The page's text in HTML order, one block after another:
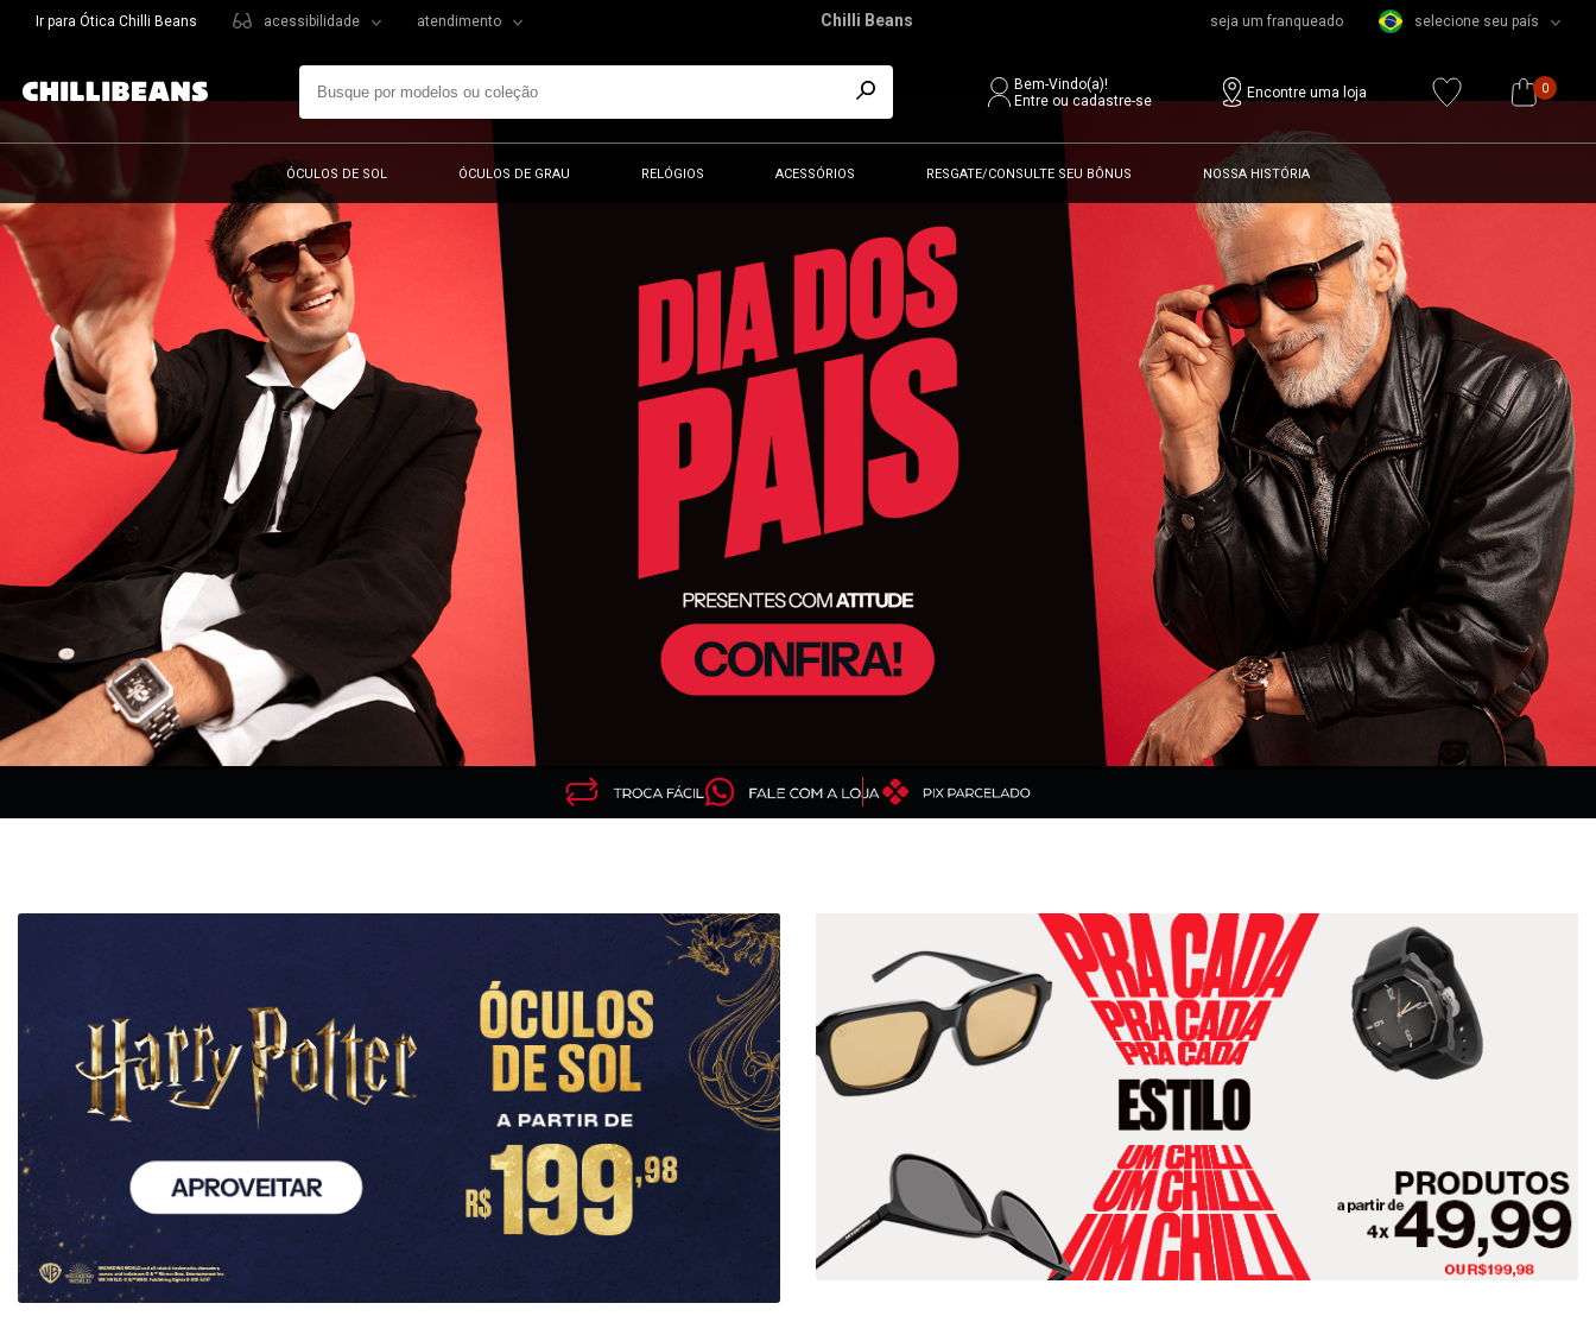
Ir para Ótica Chilli Beans acessibilidade atendimento Chilli Beans seja um franqueado selecione seu país
Bem-Vindo(a)!
Entre ou cadastre-se
Encontre uma loja 0
ÓCULOS DE SOL ÓCULOS DE GRAU RELÓGIOS ACESSÓRIOS RESGATE/CONSULTE SEU BÔNUS NOSSA HISTÓRIA